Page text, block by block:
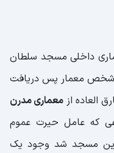
داخلی مسجد سلطان
شخص معمار پس دریافت
از معماری مدرن
که عامل حیرت عموم
مسجد شد وجود یک